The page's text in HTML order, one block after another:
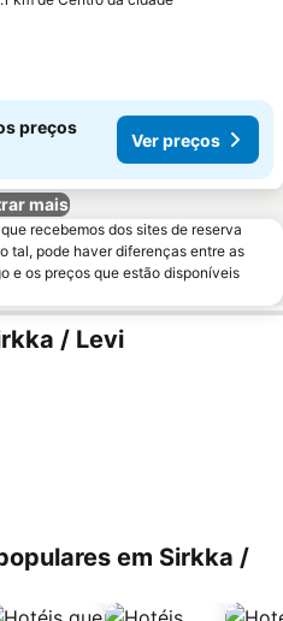
preços
Ver preços
mais
recebemos dos sites de reserva
tal, pode haver diferenças entre as
e os preços que estão disponíveis
/ Levi
em Sirkka /